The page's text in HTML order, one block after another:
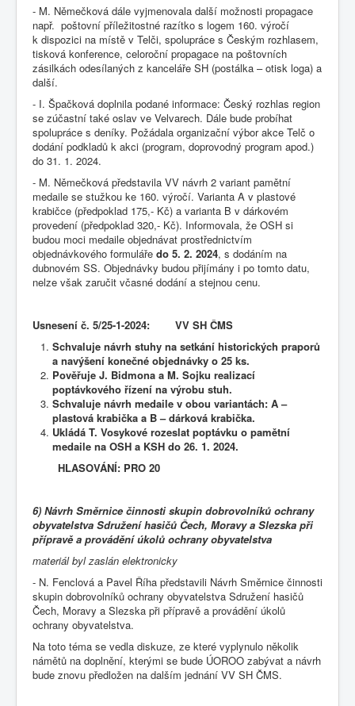
- M. Němečková dále vyjmenovala další možnosti propagace
např. poštovní příležitostné razítko s logem 160. výročí
k dispozici na místě v Telči, spolupráce s Českým rozhlasem,
tisková konference, celoroční propagace na poštovních
zásilkách odesílaných z kanceláře SH (postálka – otisk loga) a
další.
- I. Špačková doplnila podané informace: Český rozhlas region
se zúčastní také oslav ve Velvarech. Dále bude probíhat
spolupráce s deníky. Požádala organizační výbor akce Telč o
dodání podkladů k akci (program, doprovodný program apod.)
do 31. 1. 2024.
- M. Němečková představila VV návrh 2 variant pamětní
medaile se stužkou ke 160. výročí. Varianta A v plastové
krabičce (předpoklad 175,- Kč) a varianta B v dárkovém
provedení (předpoklad 320,- Kč). Informovala, že OSH si
budou moci medaile objednávat prostřednictvím
objednávkového formuláře do 5. 2. 2024, s dodáním na
dubnovém SS. Objednávky budou přijímány i po tomto datu,
nelze však zaručit včasné dodání a stejnou cenu.
Usnesení č. 5/25-1-2024: VV SH ČMS
Schvaluje návrh stuhy na setkání historických praporů
a navýšení konečné objednávky o 25 ks.
Pověřuje J. Bidmona a M. Sojku realizací
poptávkového řízení na výrobu stuh.
Schvaluje návrh medaile v obou variantách: A –
plastová krabička a B – dárková krabička.
Ukládá T. Vosykové rozeslat poptávku o pamětní
medaile na OSH a KSH do 26. 1. 2024.
HLASOVÁNÍ: PRO 20
6) Návrh Směrnice činnosti skupin dobrovolníků ochrany
obyvatelstva Sdružení hasičů Čech, Moravy a Slezska při
přípravě a provádění úkolů ochrany obyvatelstva
materiál byl zaslán elektronicky
- N. Fenclová a Pavel Říha představili Návrh Směrnice činnosti
skupin dobrovolníků ochrany obyvatelstva Sdružení hasičů
Čech, Moravy a Slezska při přípravě a provádění úkolů
ochrany obyvatelstva.
Na toto téma se vedla diskuze, ze které vyplynulo několik
námětů na doplnění, kterými se bude ÚOROO zabývat a návrh
bude znovu předložen na dalším jednání VV SH ČMS.